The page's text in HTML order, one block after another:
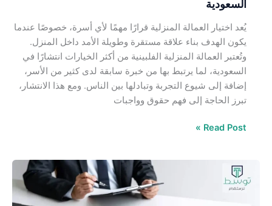
السعودية
يُعد اختيار العمالة المنزلية قرارًا مهمًا لأي أسرة، خصوصًا عندما
يكون الهدف بناء علاقة مستقرة وطويلة الأمد داخل المنزل.
وتُعتبر العمالة المنزلية الفلبينية من أكثر الخيارات انتشارًا في
السعودية، لما يرتبط بها من خبرة سابقة لدى كثير من الأسر،
إضافة إلى شيوع التجربة وتبادلها بين الناس. ومع هذا الانتشار،
تبرز الحاجة إلى فهم حقوق وواجبات
Read Post »
كيف
يضمن